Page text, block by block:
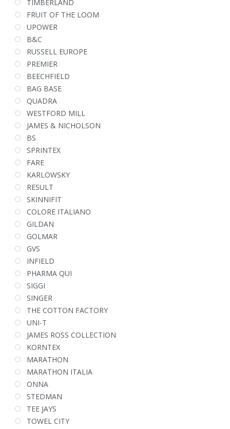
TIMBERLAND
FRUIT OF THE LOOM
UPOWER
B&C
RUSSELL EUROPE
PREMIER
BEECHFIELD
BAG BASE
QUADRA
WESTFORD MILL
JAMES & NICHOLSON
BS
SPRINTEX
FARE
KARLOWSKY
RESULT
SKINNIFIT
COLORE ITALIANO
GILDAN
GOLMAR
GVS
INFIELD
PHARMA QUI
SIGGI
SINGER
THE COTTON FACTORY
UNI-T
JAMES ROSS COLLECTION
KORNTEX
MARATHON
MARATHON ITALIA
ONNA
STEDMAN
TEE JAYS
TOWEL CITY